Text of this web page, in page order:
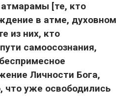
[те, кто
в атме, духовном
из них, кто
самоосознания,
Личности Бога,
что уже освободились